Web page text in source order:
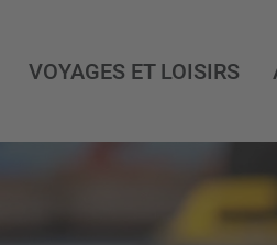
VOYAGES ET LOISIRS